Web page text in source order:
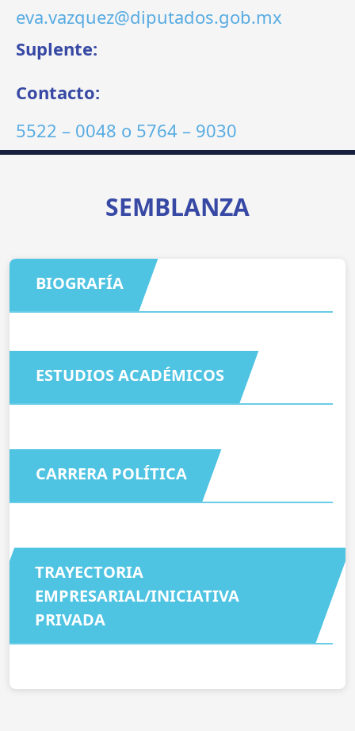
eva.vazquez@diputados.gob.mx
Suplente:
Contacto:
5522 – 0048 o 5764 – 9030
SEMBLANZA
BIOGRAFÍA
ESTUDIOS ACADÉMICOS
CARRERA POLÍTICA
TRAYECTORIA
EMPRESARIAL/INICIATIVA
PRIVADA